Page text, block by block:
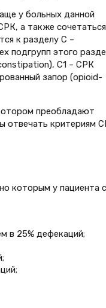
у больных данной
а также
к разделу C –
подгрупп этого
С1 – СРК
запор (opioid-
преобладают
отвечать критериям
которым у пациента
в 25% дефекаций;